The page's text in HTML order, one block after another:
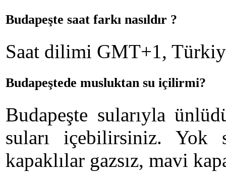
Budapeşte saat farkı nasıldır ?
Saat dilimi GMT+1,
Budapeştede musluktan su içilirmi?
Budapeşte sularıyla
suları içebilirsiniz. Yok
kapaklılar gazsız, mavi